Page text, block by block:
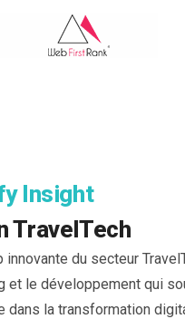
Insight
TravelTech
du secteur
et le développement qui
dans la transformation